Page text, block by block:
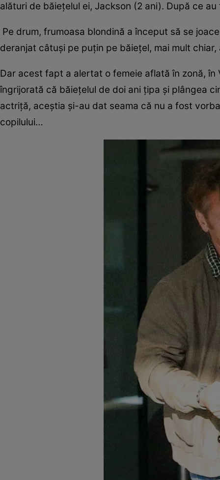
alături de băiețelul ei, Jackson (2 ani). După ce
Pe drum, frumoasa blondină a început să se
deranjat câtuși pe puțin pe băiețel, mai mult
Dar acest fapt a alertat o femeie aflată în zonă,
îngrijorată că băieţelul de doi ani ţipa şi plângea
actriţă, aceştia şi-au dat seama că nu a fost
copilului…